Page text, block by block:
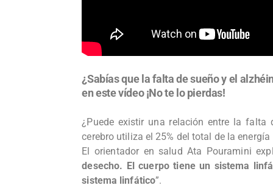
¿Sabías que la falta de sueño y el
en este vídeo ¡No te lo pierdas!
¿Puede existir una relación entre la falta
cerebro utiliza el 25% del total de la
El orientador en salud Ata Pouramini
desecho. El cuerpo tiene un sistema
sistema linfático”.